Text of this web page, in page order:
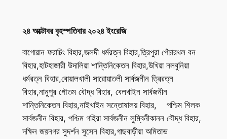
২৪ অক্টোবর বৃহস্পতিবার ২০২৪ ইংরেজি
বাগোয়ান ফরাচিং বিহার,জলদী ধর্মরত্ন বিহার,ত্রিপুরা পেঁচারথল বন
বিহার,হাটহাজারী উদালিয়া শান্তিনিকেতন বিহার,উখিয়া নলবুনিয়া
ধর্মরত্ন বিহার,বোয়ালখালী সারোয়াতলী সার্বজনীন ত্রিরত্ন
বিহার,নানুপুর গৌতম বৌদ্ধ বিহার, বেলখাইন সার্বজনীন
শান্তিনিকেতন বিহার,নাইখাইন সন্তোষালয় বিহার, পশ্চিম শিলক
সার্বজনীন বিহার, পশ্চিম গহিরা সার্বজনীন লুম্বিনীকানন বৌদ্ধ বিহার,
দক্ষিন জয়নগর সুদর্শন সুসেন বিহার,গাছবাড়ীয়া অমিতাভ